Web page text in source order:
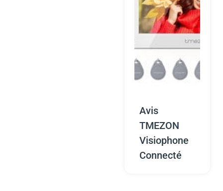
Avis
TMEZON
Visiophone
Connecté